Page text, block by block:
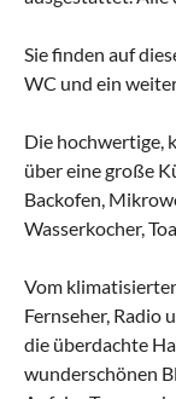
Sie finden auf
WC und ein
Die hochwertige,
über eine große
Backofen,
Wasserkocher,
Vom
Fernseher, Radio
die überdachte
wunderschönen